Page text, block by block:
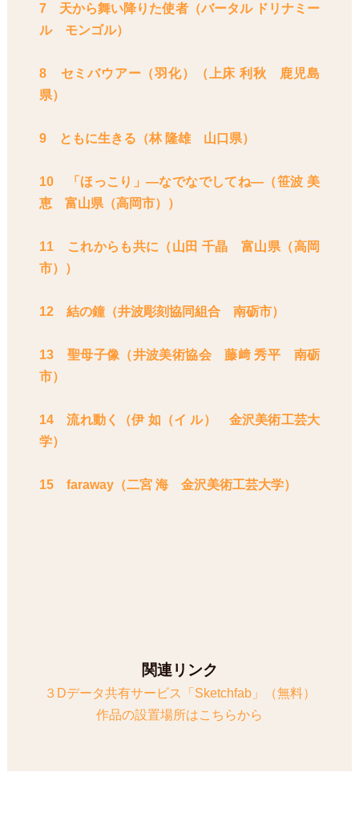
7 天から舞い降りた使者（バータル ドリナミー
ル モンゴル）
8 セミバウアー（羽化）（上床 利秋 鹿児島
県）
9 ともに生きる（林 隆雄 山口県）
10 「ほっこり」―なでなでしてね―（笹波 美
恵 富山県（高岡市））
11 これからも共に（山田 千晶 富山県（高岡
市））
12 結の鐘（井波彫刻協同組合 南砺市）
13 聖母子像（井波美術協会 藤﨑 秀平 南砺
市）
14 流れ動く（伊 如（イ ル） 金沢美術工芸大
学）
15 faraway（二宮 海 金沢美術工芸大学）
関連リンク
３Dデータ共有サービス「Sketchfab」（無料）
作品の設置場所はこちらから